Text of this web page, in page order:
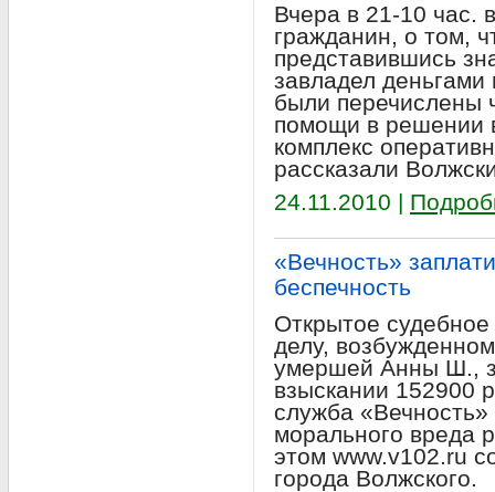
Вчера в 21-10 час.
гражданин, о том,
представившись
завладел
были перечислены
помощи в решении
комплекс
рассказали
24.11.2010 |
«Вечность»
беспечность
Открытое
делу,
умершей Анны Ш.,
взыскании 152900
служба
морального вреда
этом www.v102.ru
города Волжского.